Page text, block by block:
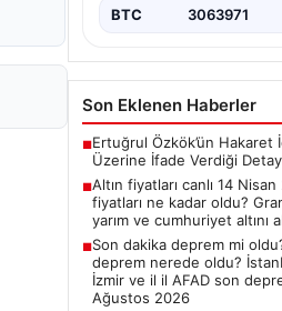
BTC 3063971
Son Eklenen Haberler
■Ertuğrul Özkök’ün Hakaret
Üzerine İfade Verdiği
■Altın fiyatları canlı 14
fiyatları ne kadar oldu?
yarım ve cumhuriyet altını
■Son dakika deprem mi
deprem nerede oldu?
İzmir ve il il AFAD son
Ağustos 2026